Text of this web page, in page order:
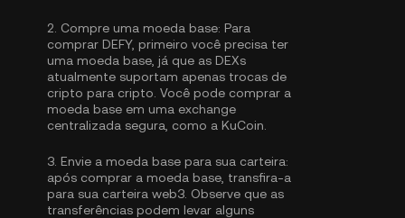
2. Compre uma moeda base: Para
comprar DEFY, primeiro você precisa ter
uma moeda base, já que as DEXs
atualmente suportam apenas trocas de
cripto para cripto. Você pode comprar a
moeda base em uma exchange
centralizada segura, como a KuCoin.
3. Envie a moeda base para sua carteira:
após comprar a moeda base, transfira-a
para sua carteira web3. Observe que as
transferências podem levar alguns